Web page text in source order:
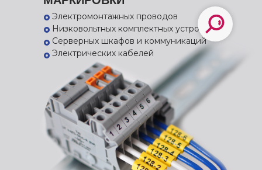
Электромонтажных проводов
Низковольтных комплектных устройств
Серверных шкафов и коммуникаций
Электрических кабелей